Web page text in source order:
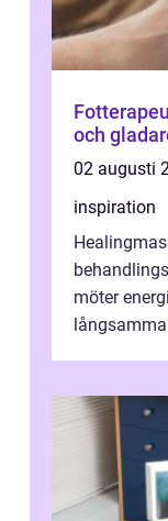
och
02 augusti
inspiration
möter